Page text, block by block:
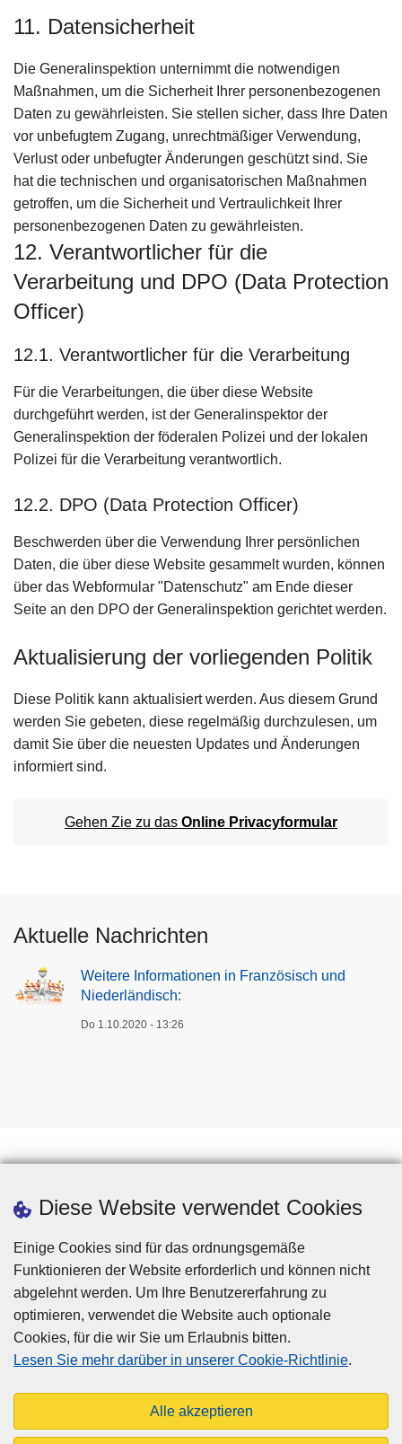
Diese Website verwendet Cookies
Einige Cookies sind für das ordnungsgemäße
Funktionieren der Website erforderlich und können nicht
abgelehnt werden. Um Ihre Benutzererfahrung zu
optimieren, verwendet die Website auch optionale
Cookies, für die wir Sie um Erlaubnis bitten.
Lesen Sie mehr darüber in unserer Cookie-Richtlinie.
Alle akzeptieren
11. Datensicherheit
Die Generalinspektion unternimmt die notwendigen
Maßnahmen, um die Sicherheit Ihrer personenbezogenen
Daten zu gewährleisten. Sie stellen sicher, dass Ihre Daten
vor unbefugtem Zugang, unrechtmäßiger Verwendung,
Verlust oder unbefugter Änderungen geschützt sind. Sie
hat die technischen und organisatorischen Maßnahmen
getroffen, um die Sicherheit und Vertraulichkeit Ihrer
personenbezogenen Daten zu gewährleisten.
12. Verantwortlicher für die
Verarbeitung und DPO (Data Protection
Officer)
12.1. Verantwortlicher für die Verarbeitung
Für die Verarbeitungen, die über diese Website
durchgeführt werden, ist der Generalinspektor der
Generalinspektion der föderalen Polizei und der lokalen
Polizei für die Verarbeitung verantwortlich.
12.2. DPO (Data Protection Officer)
Beschwerden über die Verwendung Ihrer persönlichen
Daten, die über diese Website gesammelt wurden, können
über das Webformular "Datenschutz" am Ende dieser
Seite an den DPO der Generalinspektion gerichtet werden.
Aktualisierung der vorliegenden Politik
Diese Politik kann aktualisiert werden. Aus diesem Grund
werden Sie gebeten, diese regelmäßig durchzulesen, um
damit Sie über die neuesten Updates und Änderungen
informiert sind.
Gehen Zie zu das Online Privacyformular
Aktuelle Nachrichten
Weitere Informationen in Französisch und
Niederländisch:
Do 1.10.2020 - 13:26
Disclaimer
Privacy
Cookies
Barrierefreiheit